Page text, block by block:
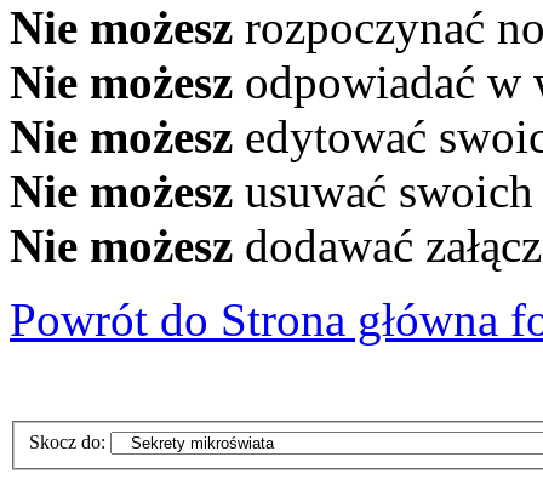
Nie możesz rozpoczynać
Nie możesz odpowiadać w
Nie możesz edytować
Nie możesz usuwać
Nie możesz dodawać
Powrót do Strona główna
Skocz do: